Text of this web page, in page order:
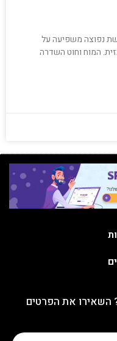
נפוצה משפיעה על
המוח וחוט השדרה
השאירו את הפרטים